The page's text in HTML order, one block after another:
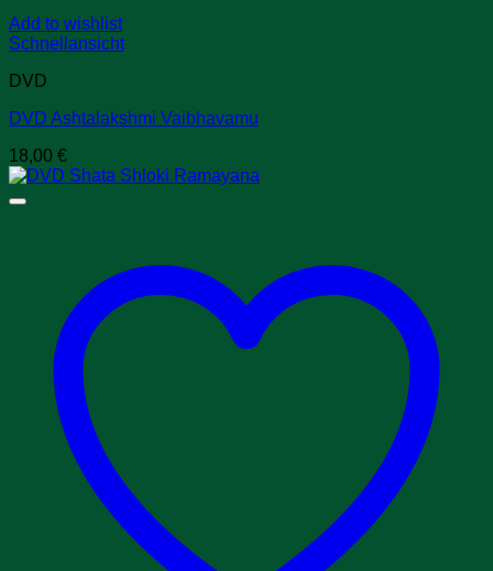
Add to wishlist
Schnellansicht
DVD
DVD Ashtalakshmi Vaibhavamu
18,00 €